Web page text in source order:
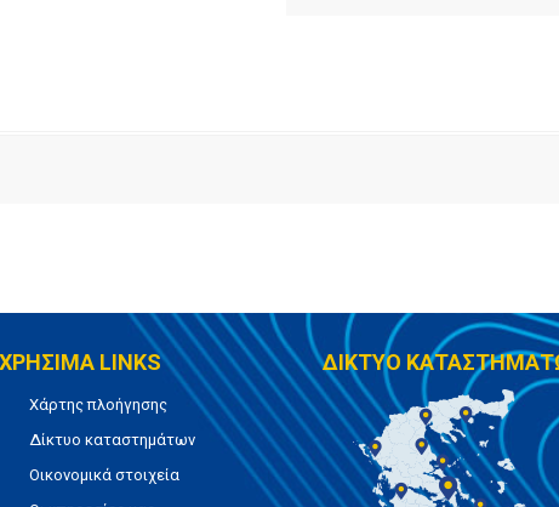
ΧΡΗΣΙΜΑ LINKS
Χάρτης πλοήγησης
Δίκτυο καταστημάτων
Οικονομικά στοιχεία
ΔΙΚΤΥΟ